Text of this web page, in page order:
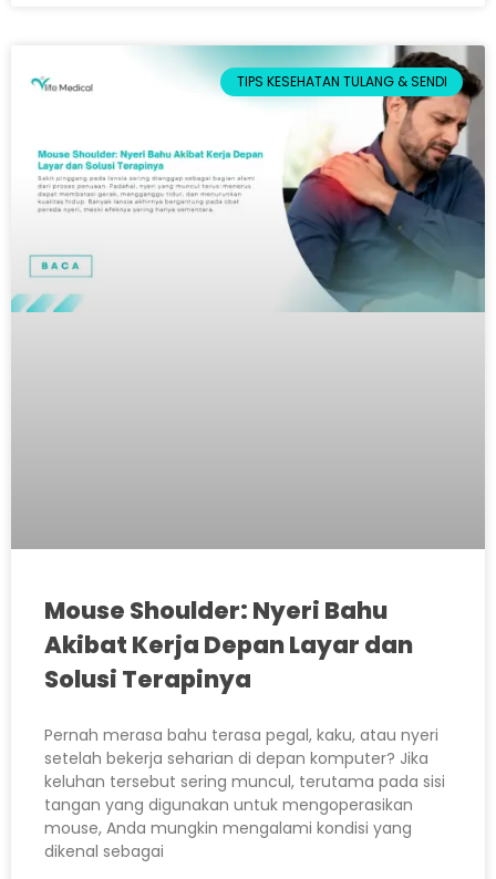
TIPS KESEHATAN TULANG & SENDI
Mouse Shoulder: Nyeri Bahu
Akibat Kerja Depan Layar dan
Solusi Terapinya
Pernah merasa bahu terasa pegal, kaku, atau nyeri
setelah bekerja seharian di depan komputer? Jika
keluhan tersebut sering muncul, terutama pada sisi
tangan yang digunakan untuk mengoperasikan
mouse, Anda mungkin mengalami kondisi yang
dikenal sebagai